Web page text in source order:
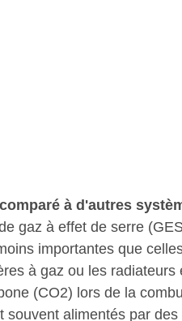
à d'autres
gaz à effet de serre
importantes que
à gaz ou les
(CO2) lors de la
souvent alimentés par